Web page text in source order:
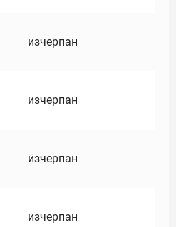
изчерпан
изчерпан
изчерпан
изчерпан